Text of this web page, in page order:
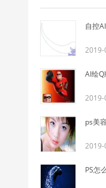
自控
2019-
AI绘
2019-
ps美
2019-
PS怎